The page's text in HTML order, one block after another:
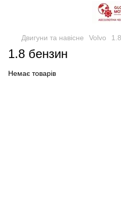
Двигуни та навісне Volvo
1.8 бензин
Немає товарів